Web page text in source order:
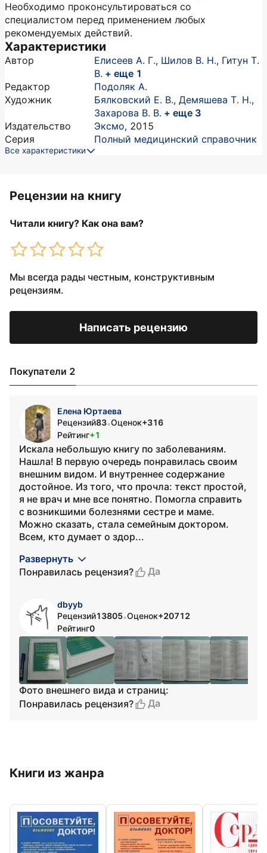
Необходимо проконсультироваться со
специалистом перед применением любых
рекомендуемых действий.
Характеристики
Автор Елисеев А. Г., Шилов В. Н., Гитун Т.
В. + еще 1
Редактор
Подоляк А.
Художник
Бялковский Е. В., Демяшева Т. Н.,
Захарова В. В. + еще 3
Издательство
Эксмо, 2015
Серия
Полный медицинский справочник
Все характеристики
Рецензии на книгу
Читали книгу? Как она вам?
Мы всегда рады честным, конструктивным
рецензиям.
Написать рецензию
Покупатели 2
Елена Юртаева
Рецензий83•Оценок+316
Рейтинг+1
Искала небольшую книгу по заболеваниям.
Нашла! В первую очередь понравилась своим
внешним видом. И внутреннее содержание
достойное. Из того, что прочла: текст простой,
я не врач и мне все понятно. Помогла справить
с возникшими болезнями сестре и маме.
Можно сказать, стала семейным доктором.
Всем, кто думает о здор...
Развернуть
Понравилась рецензия?
Да
dbyyb
Рецензий13805•Оценок+20712
Рейтинг0
Фото внешнего вида и страниц:
Понравилась рецензия?
Да
Книги из жанра